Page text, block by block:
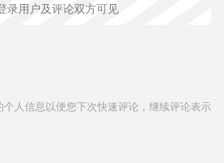
录用户及评论双方可见
个人信息以便您下次快速评论，继续评论表示